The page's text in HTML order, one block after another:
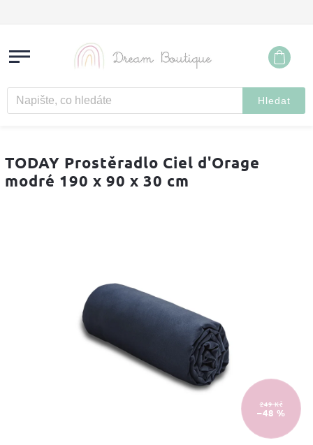
Hledat
TODAY Prostěradlo Ciel d'Orage
modré 190 x 90 x 30 cm
249 Kč
–48 %